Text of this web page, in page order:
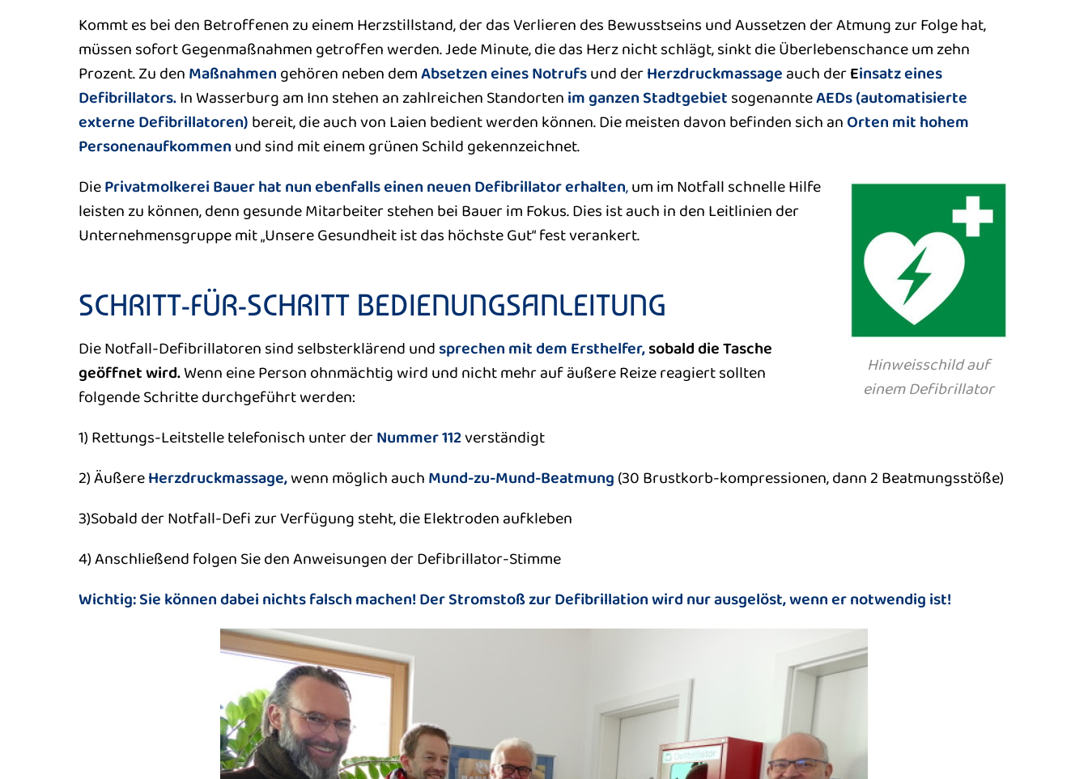
Kommt es bei den Betroffenen zu einem Herzstillstand, der das Verlieren des Bewusstseins und Aussetzen der Atmung zur Folge hat,
müssen sofort Gegenmaßnahmen getroffen werden. Jede Minute, die das Herz nicht schlägt, sinkt die Überlebenschance um zehn
Prozent. Zu denMaßnahmengehören neben demAbsetzen eines Notrufsund derHerzdruckmassageauch derEinsatz eines
Defibrillators.In Wasserburg am Inn stehen an zahlreichen Standortenim ganzen StadtgebietsogenannteAEDs (automatisierte
externe Defibrillatoren)bereit, die auch von Laien bedient werden können. Die meisten davon befinden sich anOrten mit hohem
Personenaufkommenund sind mit einem grünen Schild gekennzeichnet.
Hinweisschild auf
einem Defibrillator
DiePrivatmolkerei Bauer hat nun ebenfalls einen neuen Defibrillator erhalten,um im Notfall schnelle Hilfe
leisten zu können, denn gesunde Mitarbeiter stehen bei Bauer im Fokus. Dies ist auch in den Leitlinien der
Unternehmensgruppe mit „Unsere Gesundheit ist das höchste Gut“ fest verankert.
SCHRITT-FÜR-SCHRITT BEDIENUNGSANLEITUNG
Die Notfall-Defibrillatoren sind selbsterklärend undsprechen mit dem Ersthelfer,sobald die Tasche
geöffnet wird.Wenn eine Person ohnmächtig wird und nicht mehr auf äußere Reize reagiert sollten
folgende Schritte durchgeführt werden:
1) Rettungs-Leitstelle telefonisch unter derNummer 112verständigt
2) ÄußereHerzdruckmassage,wenn möglich auchMund-zu-Mund-Beatmung(30 Brustkorb-kompressionen, dann 2 Beatmungsstöße)
3)Sobald der Notfall-Defi zur Verfügung steht, die Elektroden aufkleben
4) Anschließend folgen Sie den Anweisungen der Defibrillator-Stimme
Wichtig: Sie können dabei nichts falsch machen! Der Stromstoß zur Defibrillation wird nur ausgelöst, wenn er notwendig ist!